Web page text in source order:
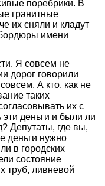
поребрики. В
гранитные
их сняли и кладут
имени
Я совсем не
дорог говорили
А кто, как не
таких
их с
эти деньги и были ли
Депутаты, где вы,
деньги нужно
в городских
состояние
труб, ливневой